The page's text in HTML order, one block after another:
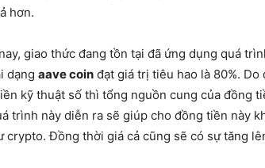
hơn.
giao thức đang tồn tại đã ứng dụng quá
dạng aave coin đạt giá trị tiêu hao là 80%.
kỹ thuật số thì tổng nguồn cung của đồng
trình này diễn ra sẽ giúp cho đồng tiền này
crypto. Đồng thời giá cả cũng sẽ có sự tăng